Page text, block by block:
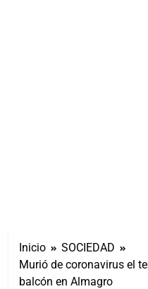
Inicio
SOCIEDAD
Murió de coronavirus el
balcón en Almagro